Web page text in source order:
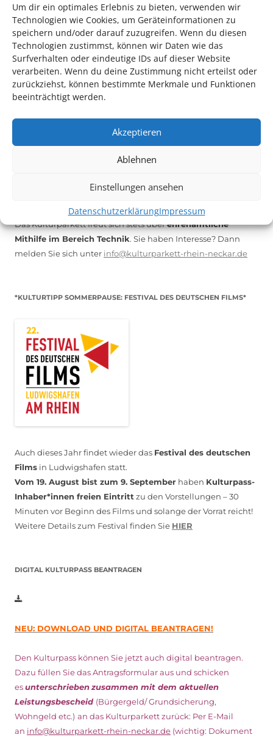
Um dir ein optimales Erlebnis zu bieten, verwenden wir
Technologien wie Cookies, um Geräteinformationen zu
speichern und/oder darauf zuzugreifen. Wenn du diesen
Technologien zustimmst, können wir Daten wie das
Surfverhalten oder eindeutige IDs auf dieser Website
verarbeiten. Wenn du deine Zustimmung nicht erteilst oder
zurückziehst, können bestimmte Merkmale und Funktionen
beeinträchtigt werden.
Akzeptieren
Ablehnen
Einstellungen ansehen
DatenschutzerklärungImpressum
Wir danken den Freunden und Förderern des
Nationaltheaters
Konzert
Singen
Das Kulturparkett freut sich stets überehrenamtliche
Mithilfe im Bereich Technik. Sie haben Interesse? Dann
melden Sie sich unter info@kulturparkett-rhein-neckar.de
*KULTURTIPP SOMMERPAUSE: FESTIVAL DES DEUTSCHEN FILMS*
Auch dieses Jahr findet wieder das Festival des deutschen
Films in Ludwigshafen statt.
Vom 19. August bist zum 9. September haben Kulturpass-
Inhaber*innen freien Eintritt zu den Vorstellungen – 30
Minuten vor Beginn des Films und solange der Vorrat reicht!
Weitere Details zum Festival finden Sie HIER
DIGITAL KULTURPASS BEANTRAGEN
NEU: DOWNLOAD UND DIGITAL BEANTRAGEN!
Den Kulturpass können Sie jetzt auch digital beantragen.
Dazu füllen Sie das Antragsformular aus und schicken
esunterschriebenzusammen mit dem aktuellen
Leistungsbescheid (Bürgergeld/ Grundsicherung,
Wohngeld etc.) an das Kulturparkett zurück: Per E-Mail
an info@kulturparkett-rhein-neckar.de (wichtig: Dokument